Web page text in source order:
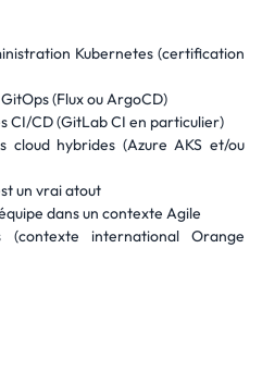
Kubernetes (certification
(Flux ou ArgoCD)
CI/CD (GitLab CI en particulier)
cloud hybrides (Azure AKS et/ou
un vrai atout
dans un contexte Agile
(contexte international Orange